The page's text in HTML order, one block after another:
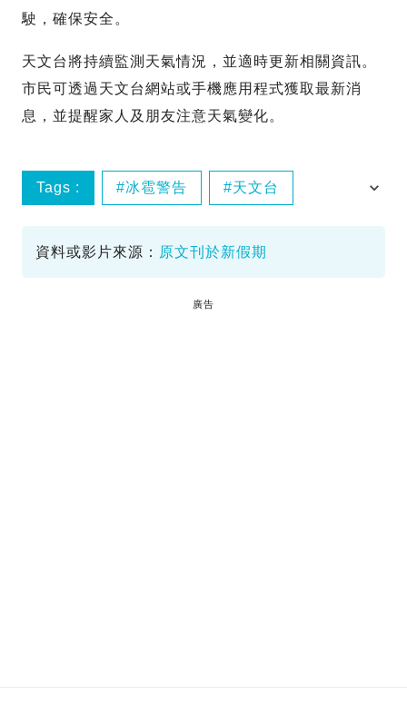
駛，確保安全。
天文台將持續監測天氣情況，並適時更新相關資訊。
市民可透過天文台網站或手機應用程式獲取最新消
息，並提醒家人及朋友注意天氣變化。
Tags : 冰雹警告 天文台
資料或影片來源： 原文刊於新假期
廣告